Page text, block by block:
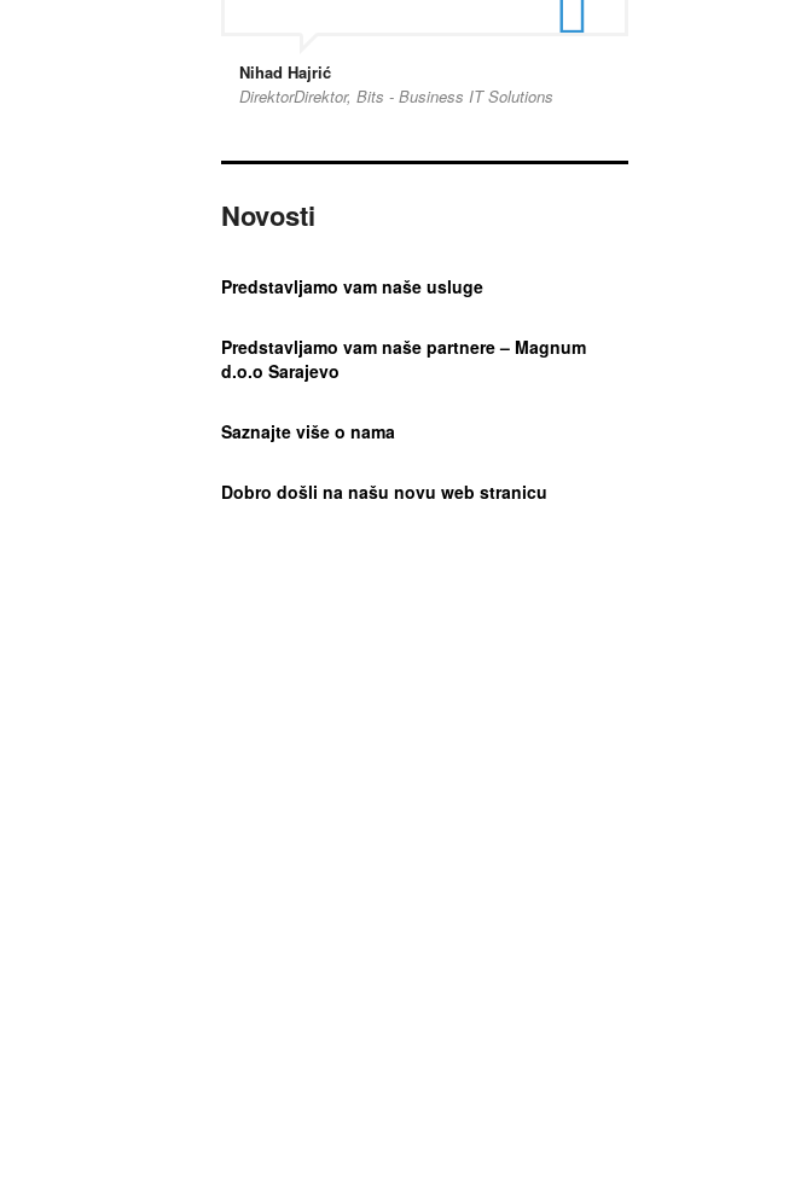
Nihad Hajrić
DirektorDirektor, Bits - Business IT Solutions
Novosti
Predstavljamo vam naše usluge
Predstavljamo vam naše partnere – Magnum
d.o.o Sarajevo
Saznajte više o nama
Dobro došli na našu novu web stranicu